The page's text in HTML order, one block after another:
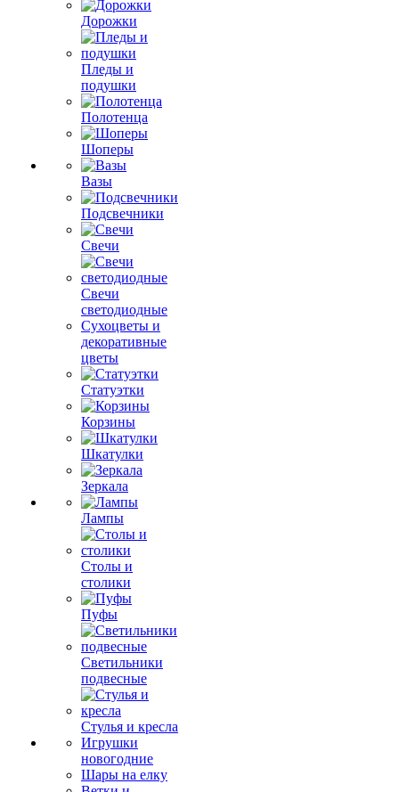
Дорожки
Пледы и
подушки
Полотенца
Шоперы
Вазы
Подсвечники
Свечи
Свечи
светодиодные
Сухоцветы и
декоративные
цветы
Статуэтки
Корзины
Шкатулки
Зеркала
Лампы
Столы и
столики
Пуфы
Светильники
подвесные
Стулья и кресла
Игрушки
новогодние
Шары на елку